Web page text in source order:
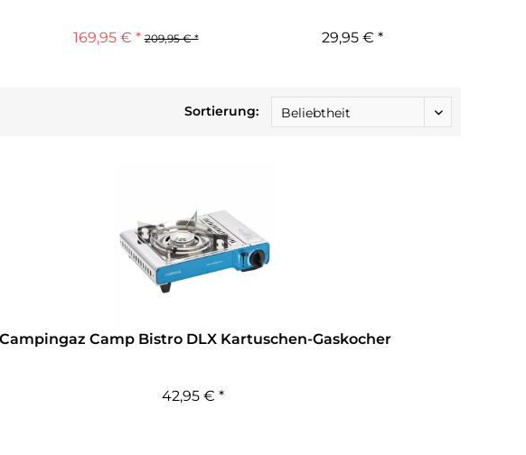
169,95 € * 209,95 € * 29,95 € *
Sortierung:
Campingaz Camp Bistro DLX Kartuschen-Gaskocher
42,95 € *